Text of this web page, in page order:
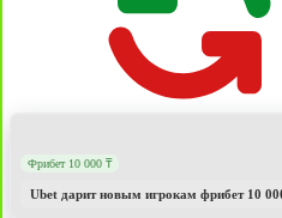
Фрибет 10 000 ₸
Ubet дарит новым игрокам фрибет 10